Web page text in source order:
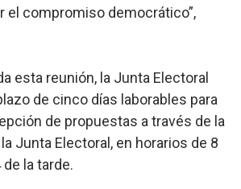
el compromiso democrático”,
esta reunión, la Junta Electoral
de cinco días laborables para
de propuestas a través de la
Junta Electoral, en horarios de 8
de la tarde.